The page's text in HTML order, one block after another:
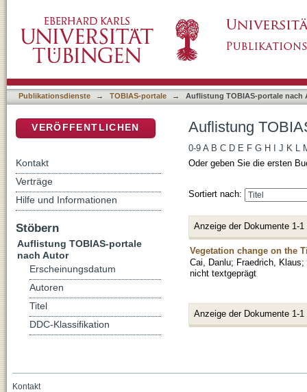
Publikationsdienste → TOBIAS-portale → Auflistung TOBIAS-portale nach
Auflistung
0-9 A B C D E F G H J K L
Oder geben Sie die ersten
Sortiert nach:
Anzeige der Dokumente 1-1
Vegetation change on the
Cai, Danlu; Fraedrich, Klaus;
nicht textgeprägt
Anzeige der Dokumente 1-1
VERÖFFENTLICHEN
Kontakt
Verträge
Hilfe und Informationen
Stöbern
Auflistung TOBIAS-portale
nach Autor
Erscheinungsdatum
Autoren
Titel
DDC-Klassifikation
Kontakt